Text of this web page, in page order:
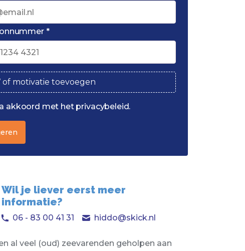
*
of motivatie toevoegen
akkoord met het privacybeleid.
Wil je liever eerst meer
informatie?
06 - 83 00 41 31 hiddo@skick.nl
al veel (oud) zeevarenden geholpen aan